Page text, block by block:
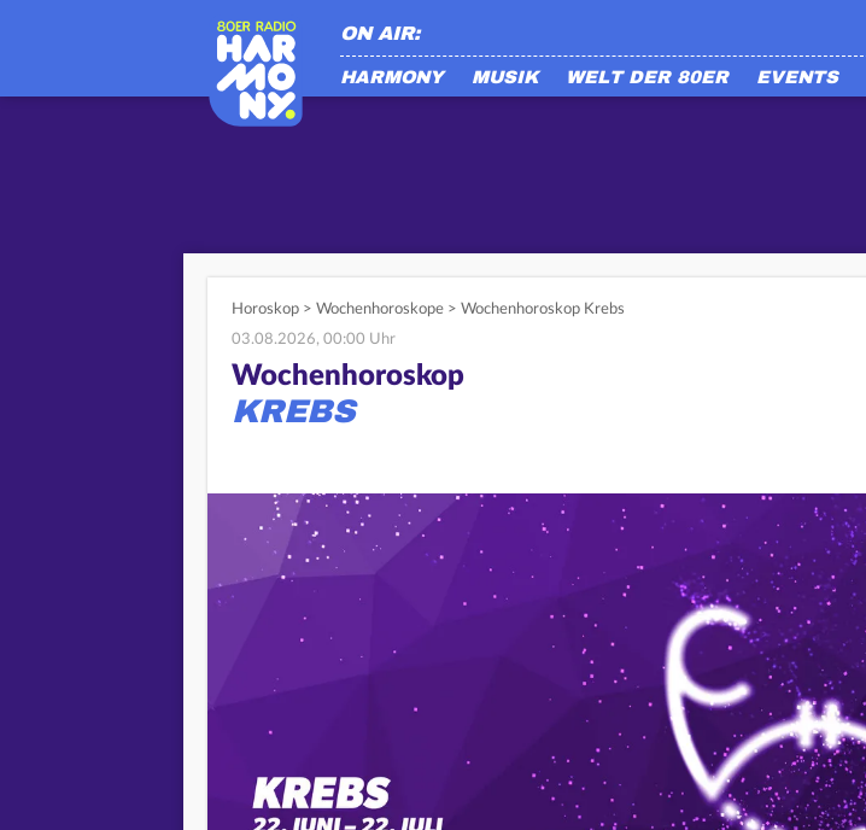
ON AIR:
HARMONY MUSIK WELT DER 80ER EVENTS
Horoskop > Wochenhoroskope > Wochenhoroskop Krebs
03.08.2026, 00:00 Uhr
Wochenhoroskop
KREBS